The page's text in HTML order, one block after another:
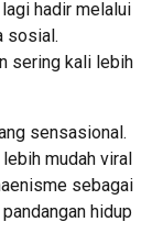
hadir melalui
sosial.
sering kali lebih
sensasional.
mudah viral
sebagai
hidup